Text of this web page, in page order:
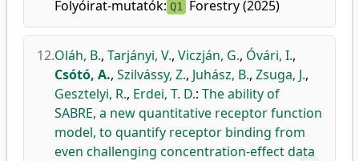
Folyóirat-mutatók: Q1 Forestry (2025)
12.Oláh, B., Tarjányi, V., Viczján, G., Óvári, I.,
Csótó, A., Szilvássy, Z., Juhász, B., Zsuga, J.,
Gesztelyi, R., Erdei, T. D.: The ability of
SABRE, a new quantitative receptor function
model, to quantify receptor binding from
even challenging concentration-effect data